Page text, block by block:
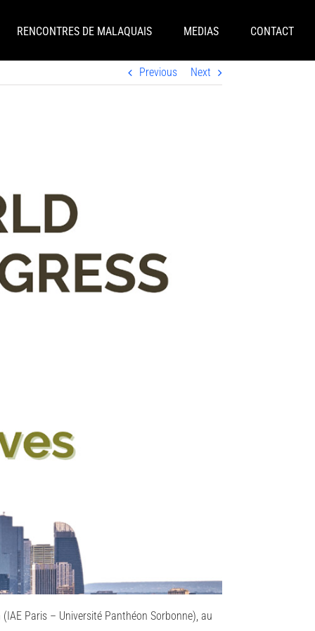
RENCONTRES DE MALAQUAIS MEDIAS CONTACT
Previous Next
Paris – Université Panthéon Sorbonne), au